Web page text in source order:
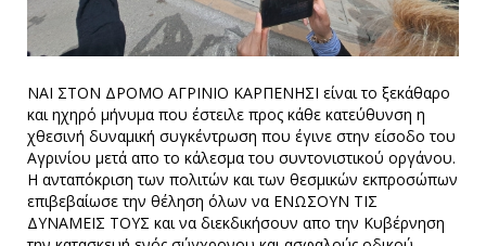
ΝΑΙ ΣΤΟΝ ΔΡΟΜΟ ΑΓΡΙΝΙΟ ΚΑΡΠΕΝΗΣΙ είναι το ξεκάθαρο
και ηχηρό μήνυμα που έστειλε προς κάθε κατεύθυνση η
χθεσινή δυναμική συγκέντρωση που έγινε στην είσοδο του
Αγρινίου μετά απο το κάλεσμα του συντονιστικού οργάνου.
Η ανταπόκριση των πολιτών και των θεσμικών εκπροσώπων
επιβεβαίωσε την θέληση όλων να ΕΝΩΣΟΥΝ ΤΙΣ
ΔΥΝΑΜΕΙΣ ΤΟΥΣ και να διεκδικήσουν απο την Κυβέρνηση